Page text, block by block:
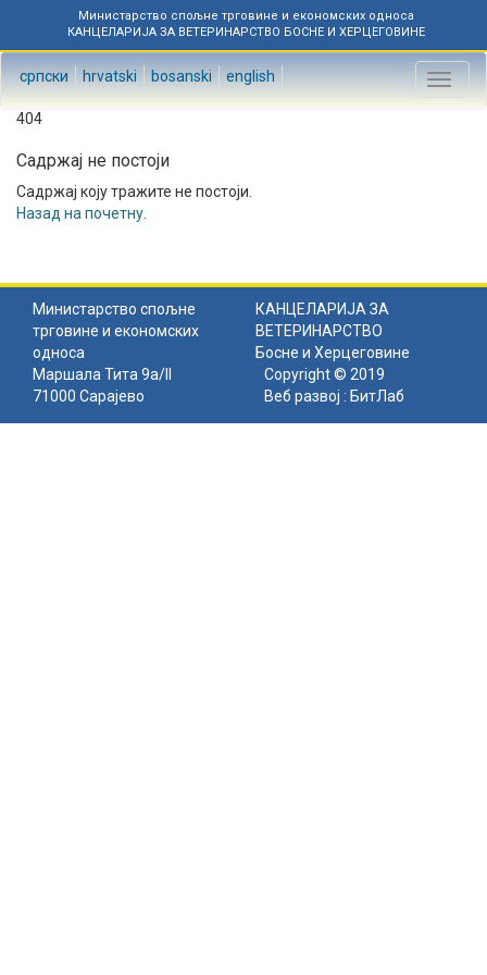
Министарство спољне трговине и економских односа
КАНЦЕЛАРИЈА ЗА ВЕТЕРИНАРСТВО БОСНЕ И ХЕРЦЕГОВИНЕ
српски hrvatski bosanski english
Toggle
404
Садржај не постоји
Садржај коју тражите не постоји.
Назад на почетну
Министарство спољне
трговине и економских
односа
КАНЦЕЛАРИЈА ЗА
ВЕТЕРИНАРСТВО
Босне и Херцеговине
Маршала Тита 9а/II
71000 Сарајево
Copyright © 2019
Веб развој : БитЛаб